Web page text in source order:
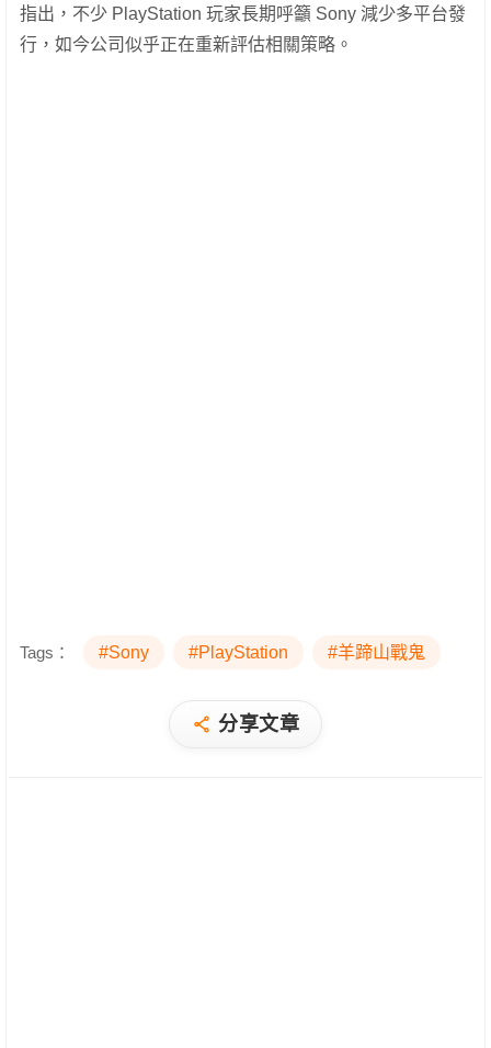
指出，不少 PlayStation 玩家長期呼籲 Sony 減少多平台發
行，如今公司似乎正在重新評估相關策略。
Tags： #Sony #PlayStation #羊蹄山戰鬼
分享文章